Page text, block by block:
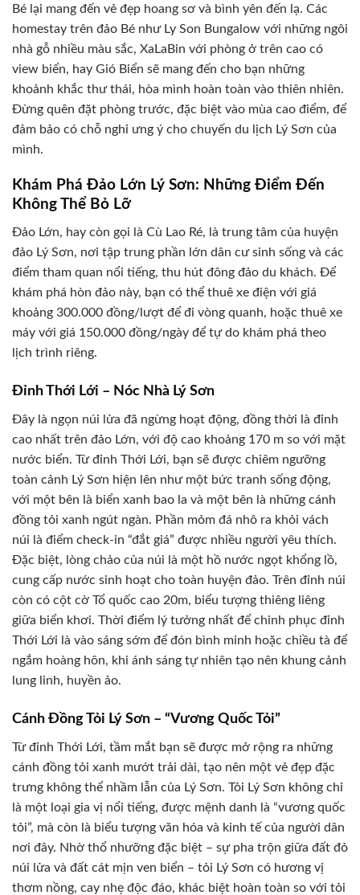
Bé lại mang đến vẻ đẹp hoang sơ và bình yên đến lạ. Các
homestay trên đảo Bé như Ly Son Bungalow với những ngôi
nhà gỗ nhiều màu sắc, XaLaBin với phòng ở trên cao có
view biển, hay Gió Biển sẽ mang đến cho bạn những
khoảnh khắc thư thái, hòa mình hoàn toàn vào thiên nhiên.
Đừng quên đặt phòng trước, đặc biệt vào mùa cao điểm, để
đảm bảo có chỗ nghỉ ưng ý cho chuyến du lịch Lý Sơn của
mình.
Khám Phá Đảo Lớn Lý Sơn: Những Điểm Đến
Không Thể Bỏ Lỡ
Đảo Lớn, hay còn gọi là Cù Lao Ré, là trung tâm của huyện
đảo Lý Sơn, nơi tập trung phần lớn dân cư sinh sống và các
điểm tham quan nổi tiếng, thu hút đông đảo du khách. Để
khám phá hòn đảo này, bạn có thể thuê xe điện với giá
khoảng 300.000 đồng/lượt để đi vòng quanh, hoặc thuê xe
máy với giá 150.000 đồng/ngày để tự do khám phá theo
lịch trình riêng.
Đỉnh Thới Lới – Nóc Nhà Lý Sơn
Đây là ngọn núi lửa đã ngừng hoạt động, đồng thời là đỉnh
cao nhất trên đảo Lớn, với độ cao khoảng 170 m so với mặt
nước biển. Từ đỉnh Thới Lới, bạn sẽ được chiêm ngưỡng
toàn cảnh Lý Sơn hiện lên như một bức tranh sống động,
với một bên là biển xanh bao la và một bên là những cánh
đồng tỏi xanh ngút ngàn. Phần mỏm đá nhô ra khỏi vách
núi là điểm check-in “đắt giá” được nhiều người yêu thích.
Đặc biệt, lòng chảo của núi là một hồ nước ngọt khổng lồ,
cung cấp nước sinh hoạt cho toàn huyện đảo. Trên đỉnh núi
còn có cột cờ Tổ quốc cao 20m, biểu tượng thiêng liêng
giữa biển khơi. Thời điểm lý tưởng nhất để chinh phục đỉnh
Thới Lới là vào sáng sớm để đón bình minh hoặc chiều tà để
ngắm hoàng hôn, khi ánh sáng tự nhiên tạo nên khung cảnh
lung linh, huyền ảo.
Cánh Đồng Tỏi Lý Sơn – “Vương Quốc Tỏi”
Từ đỉnh Thới Lới, tầm mắt bạn sẽ được mở rộng ra những
cánh đồng tỏi xanh mướt trải dài, tạo nên một vẻ đẹp đặc
trưng không thể nhầm lẫn của Lý Sơn. Tỏi Lý Sơn không chỉ
là một loại gia vị nổi tiếng, được mệnh danh là “vương quốc
tỏi”, mà còn là biểu tượng văn hóa và kinh tế của người dân
nơi đây. Nhờ thổ nhưỡng đặc biệt – sự pha trộn giữa đất đỏ
núi lửa và đất cát mịn ven biển – tỏi Lý Sơn có hương vị
thơm nồng, cay nhẹ độc đáo, khác biệt hoàn toàn so với tỏi